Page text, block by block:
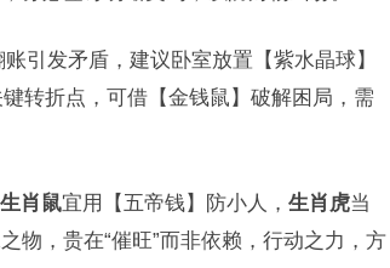
引发矛盾，建议卧室放置【紫水晶球】
转折点，可借【金钱鼠】破解困局，需
生肖鼠宜用【五帝钱】防小人， 生肖虎当
物，贵在“催旺”而非依赖，行动之力，方